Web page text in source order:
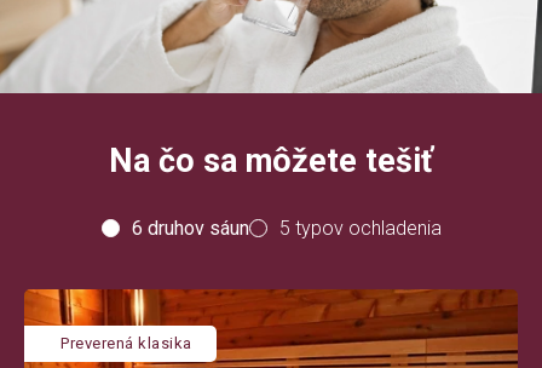
Na čo sa môžete tešiť
6 druhov sáun 5 typov ochladenia
Preverená klasika